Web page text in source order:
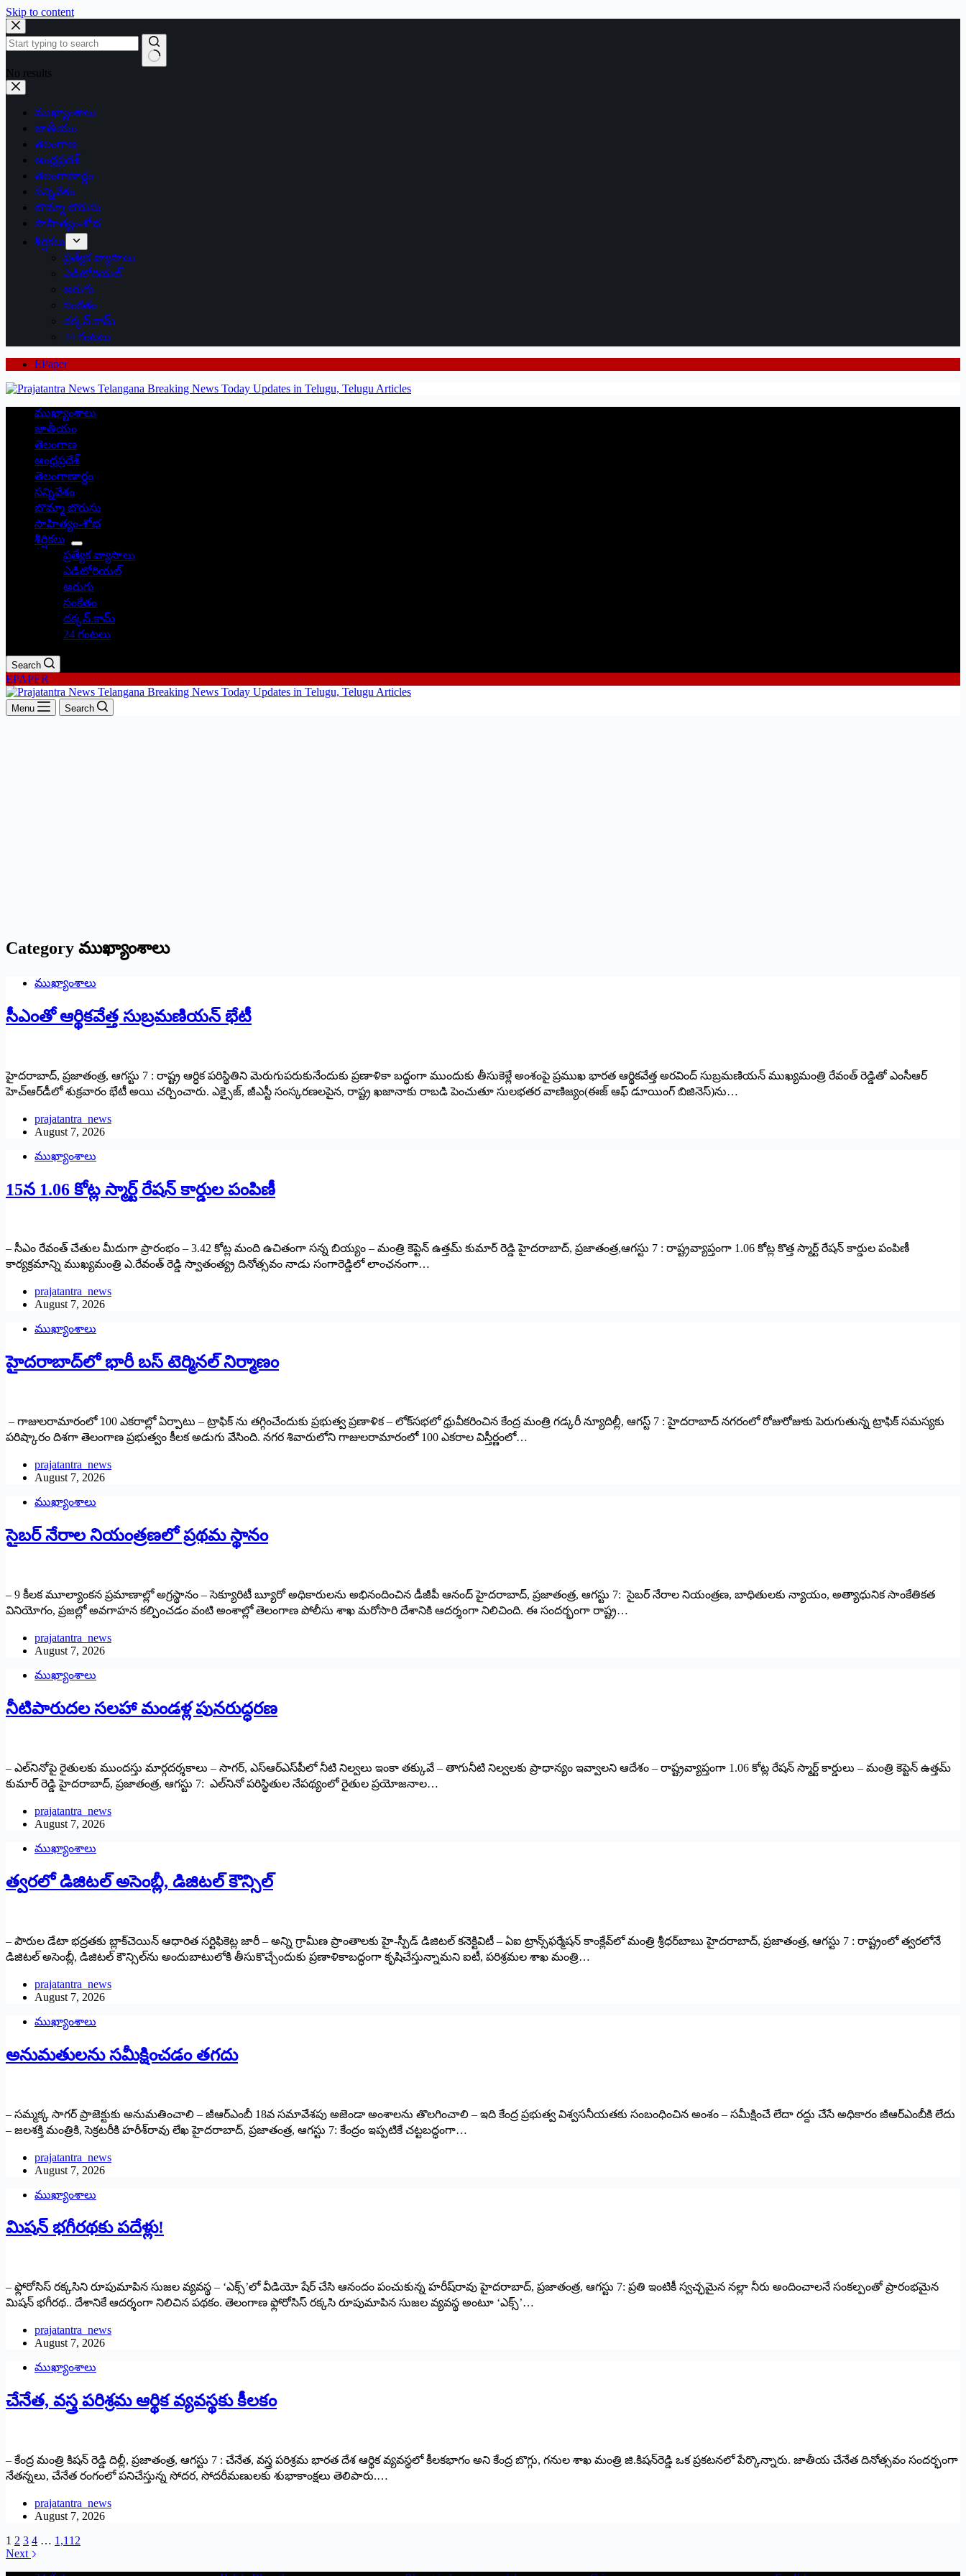
Skip to content
No results
ముఖ్యాంశాలు
జాతీయం
తెలంగాణ
ఆంధ్రప్రదేశ్
తెలంగాణార్థం
సన్నివేశం
బొమ్మా బొరుసు
సాహిత్యం-శోభ
శీర్షికలు
ప్రత్యేక వ్యాసాలు
ఎడిటోరియల్
అరుగు
సంకేతం
దక్కన్.కామ్
24 గంటలు
EPaper
ముఖ్యాంశాలు
జాతీయం
తెలంగాణ
ఆంధ్రప్రదేశ్
తెలంగాణార్థం
సన్నివేశం
బొమ్మా బొరుసు
సాహిత్యం-శోభ
శీర్షికలు
ప్రత్యేక వ్యాసాలు
ఎడిటోరియల్
అరుగు
సంకేతం
దక్కన్.కామ్
24 గంటలు
Search
EPAPER
Menu Search
Category ముఖ్యాంశాలు
ముఖ్యాంశాలు
సీఎంతో ఆర్థికవేత్త సుబ్రమణియన్ భేటీ
హైదరాబాద్, ప్రజాతంత్ర, ఆగస్టు 7 : రాష్ట్ర ఆర్ధిక పరిస్థితిని మెరుగుపరుకునేందుకు ప్రణాళికా బద్ధంగా ముందుకు తీసుకెళ్లే అంశంపై ప్రముఖ భారత ఆర్థికవేత్త అరవింద్ సుబ్రమణియన్ ముఖ్యమంత్రి రేవంత్ రెడ్డితో ఎంసీఆర్
హెచ్‌ఆర్‌డీలో శుక్రవారం భేటీ అయి చర్చించారు. ఎక్సైజ్, జీఎస్టీ సంస్కరణలపైన, రాష్ట్ర ఖజానాకు రాబడి పెంచుతూ సులభతర వాణిజ్యం(ఈజ్ ఆఫ్ డూయింగ్ బిజినెస్)ను…
prajatantra_news
August 7, 2026
ముఖ్యాంశాలు
15న 1.06 కోట్ల స్మార్ట్ రేషన్ కార్డుల పంపిణీ
– సీఎం రేవంత్ చేతుల మీదుగా ప్రారంభం – 3.42 కోట్ల మంది ఉచితంగా సన్న బియ్యం – మంత్రి కెప్టెన్ ఉత్తమ్ కుమార్ రెడ్డి హైదరాబాద్, ప్ర‌జాతంత్ర‌,ఆగస్టు 7 : రాష్ట్రవ్యాప్తంగా 1.06 కోట్ల కొత్త స్మార్ట్ రేషన్ కార్డుల పంపిణీ
కార్యక్రమాన్ని ముఖ్యమంత్రి ఎ.రేవంత్ రెడ్డి స్వాతంత్య్ర‌ దినోత్సవం నాడు సంగారెడ్డిలో లాంఛనంగా…
prajatantra_news
August 7, 2026
ముఖ్యాంశాలు
హైదరాబాద్‌లో భారీ బస్‌ ‌టెర్మినల్‌ ‌నిర్మాణం
– గాజులరామారంలో 100 ఎకరాల్లో ఏర్పాటు – ట్రాఫిక్‌ ‌ను తగ్గించేందుకు ప్రభుత్వ ప్రణాళిక – లోక్‌సభలో ధ్రువీకరించిన కేంద్ర మంత్రి గడ్కరీ న్యూదిల్లీ, ఆగస్ట్ 7 : ‌హైదరాబాద్‌ ‌నగరంలో రోజురోజుకు పెరుగుతున్న ట్రాఫిక్‌ ‌సమస్యకు
పరిష్కారం దిశగా తెలంగాణ ప్రభుత్వం కీలక అడుగు వేసింది. నగర శివారులోని గాజులరామారంలో 100 ఎకరాల విస్తీర్ణంలో…
prajatantra_news
August 7, 2026
ముఖ్యాంశాలు
సైబర్ నేరాల నియంత్రణలో ప్రథమ స్థానం
– 9 కీలక మూల్యాంకన ప్రమాణాల్లో అగ్రస్థానం – సెక్యూరిటీ బ్యూరో అధికారులను అభినందించిన డీజీపీ ఆనంద్ హైద‌రాబాద్‌, ప్ర‌జాతంత్ర‌, ఆగ‌స్టు 7: సైబర్ నేరాల నియంత్రణ, బాధితులకు న్యాయం, అత్యాధునిక సాంకేతికత
వినియోగం, ప్రజల్లో అవగాహన కల్పించడం వంటి అంశాల్లో తెలంగాణ పోలీసు శాఖ మరోసారి దేశానికి ఆదర్శంగా నిలిచింది. ఈ సందర్భంగా రాష్ట్ర…
prajatantra_news
August 7, 2026
ముఖ్యాంశాలు
నీటిపారుదల సలహా మండళ్ల పునరుద్ధరణ
– ఎల్‌నినోపై రైతులకు ముందస్తు మార్గదర్శకాలు – సాగర్, ఎస్‌ఆర్‌ఎస్‌పీలో నీటి నిల్వలు ఇంకా తక్కువే – తాగునీటి నిల్వలకు ప్రాధాన్యం ఇవ్వాలని ఆదేశం – రాష్ట్రవ్యాప్తంగా 1.06 కోట్ల రేషన్ స్మార్ట్ కార్డులు – మంత్రి కెప్టెన్ ఉత్తమ్
కుమార్ రెడ్డి హైదరాబాద్, ప్ర‌జాతంత్ర‌, ఆగస్టు 7: ఎల్‌నినో పరిస్థితుల నేపథ్యంలో రైతుల ప్రయోజనాల…
prajatantra_news
August 7, 2026
ముఖ్యాంశాలు
త్వరలో డిజిటల్ అసెంబ్లీ, డిజిటల్ కౌన్సిల్
– పౌరుల డేటా భద్రతకు బ్లాక్‌చెయిన్ ఆధారిత సర్టిఫికెట్ల జారీ – అన్ని గ్రామీణ ప్రాంతాలకు హై-స్పీడ్ డిజిటల్ కనెక్టివిటీ – ఏఐ ట్రాన్స్‌ఫర్మేషన్ కాంక్లేవ్‌లో మంత్రి శ్రీధర్‌బాబు హైదరాబాద్, ప్రజాతంత్ర, ఆగస్టు 7 : రాష్ట్రంలో త్వరలోనే
డిజిటల్ అసెంబ్లీ, డిజిటల్ కౌన్సిల్‌ను అందుబాటులోకి తీసుకొచ్చేందుకు ప్రణాళికాబద్ధంగా కృషిచేస్తున్నామని ఐటీ, పరిశ్రమల శాఖ మంత్రి…
prajatantra_news
August 7, 2026
ముఖ్యాంశాలు
అనుమ‌తుల‌ను స‌మీక్షించ‌డం త‌గ‌దు
– స‌మ్మ‌క్క సాగ‌ర్ ప్రాజెక్టుకు అనుమ‌తించాలి – జీఆర్ఎంబీ 18వ స‌మావేశపు అజెండా అంశాల‌ను తొల‌గించాలి – ఇది కేంద్ర ప్ర‌భుత్వ విశ్వ‌స‌నీయ‌త‌కు సంబంధించిన అంశం – స‌మీక్షించే లేదా ర‌ద్దు చేసే అధికారం జీఆర్ఎంబీకి లేదు
– జలశక్తి మంత్రికి, సెక్రటరీకి హరీశ్‌రావు లేఖ హైద‌రాబాద్‌, ప్ర‌జాతంత్ర‌, ఆగ‌స్టు 7: కేంద్రం ఇప్పటికే చట్టబద్ధంగా…
prajatantra_news
August 7, 2026
ముఖ్యాంశాలు
మిషన్ భగీరథకు పదేళ్లు!
– ఫ్లోరోసిస్ రక్కసిని రూపుమాపిన సుజల వ్యవస్థ – ‘ఎక్స్’లో వీడియో షేర్ చేసి ఆనందం పంచుకున్న‌ హ‌రీష్‌రావు హైద‌రాబాద్‌, ప్ర‌జాతంత్ర‌, ఆగ‌స్టు 7: ప్రతి ఇంటికీ స్వచ్ఛమైన నల్లా నీరు అందించాలనే సంకల్పంతో ప్రారంభమైన
మిషన్ భగీరథ.. దేశానికే ఆదర్శంగా నిలిచిన పథకం. తెలంగాణ ఫ్లోరోసిస్ రక్కసి రూపుమాపిన సుజల వ్యవస్థ అంటూ ‘ఎక్స్’…
prajatantra_news
August 7, 2026
ముఖ్యాంశాలు
చేనేత, వస్త్ర పరిశ్రమ ఆర్థిక వ్యవస్థకు కీలకం
– కేంద్ర మంత్రి కిషన్ రెడ్డి దిల్లీ, ప్రజాతంత్ర, ఆగస్టు 7 : చేనేత, వస్త్ర పరిశ్రమ భారత దేశ ఆర్థిక వ్యవస్థలో కీలకభాగం అని కేంద్ర బొగ్గు, గనుల శాఖ మంత్రి జి.కిషన్‌రెడ్డి ఒక ప్రకటనలో పేర్కొన్నారు. జాతీయ చేనేత దినోత్సవం సందర్భంగా
నేతన్నలు, చేనేత రంగంలో పనిచేస్తున్న సోదర, సోదరీమణులకు శుభాకాంక్షలు తెలిపారు.…
prajatantra_news
August 7, 2026
1 2 3 4 … 1,112
Next